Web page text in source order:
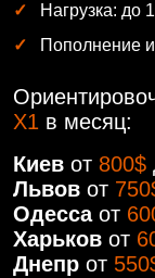
Нагрузка: до
Пополнение
X1 в месяц:
Киев от 800$
Львов от
Одессаот
Харьков от
Днепр от